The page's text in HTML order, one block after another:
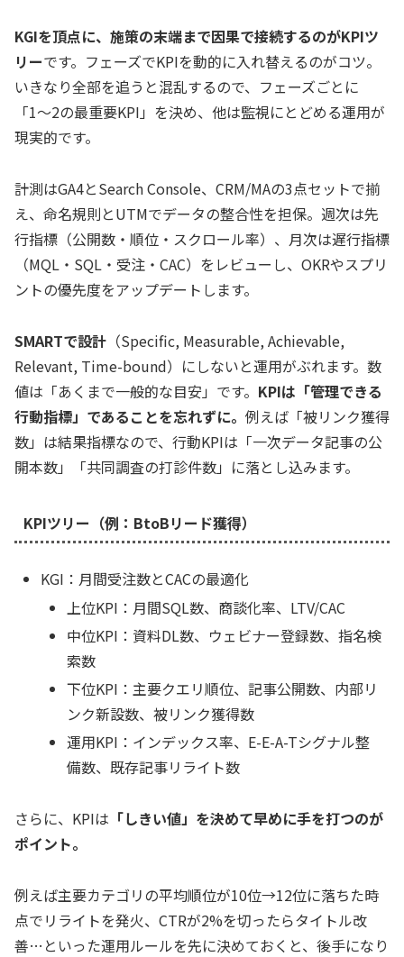
KGIを頂点に、施策の末端まで因果で接続するのがKPIツ
リーです。フェーズでKPIを動的に入れ替えるのがコツ。
いきなり全部を追うと混乱するので、フェーズごとに
「1〜2の最重要KPI」を決め、他は監視にとどめる運用が
現実的です。
計測はGA4とSearch Console、CRM/MAの3点セットで揃
え、命名規則とUTMでデータの整合性を担保。週次は先
行指標（公開数・順位・スクロール率）、月次は遅行指標
（MQL・SQL・受注・CAC）をレビューし、OKRやスプリ
ントの優先度をアップデートします。
SMARTで設計 （Specific, Measurable, Achievable,
Relevant, Time-bound）にしないと運用がぶれます。数
値は「あくまで一般的な目安」です。 KPIは「管理できる
行動指標」であることを忘れずに。 例えば「被リンク獲得
数」は結果指標なので、行動KPIは「一次データ記事の公
開本数」「共同調査の打診件数」に落とし込みます。
KPIツリー（例：BtoBリード獲得）
KGI：月間受注数とCACの最適化
上位KPI：月間SQL数、商談化率、LTV/CAC
中位KPI：資料DL数、ウェビナー登録数、指名検
索数
下位KPI：主要クエリ順位、記事公開数、内部リ
ンク新設数、被リンク獲得数
運用KPI：インデックス率、E-E-A-Tシグナル整
備数、既存記事リライト数
さらに、KPIは 「しきい値」を決めて早めに手を打つのが
ポイント。
例えば主要カテゴリの平均順位が10位→12位に落ちた時
点でリライトを発火、CTRが2%を切ったらタイトル改
善…といった運用ルールを先に決めておくと、後手になり